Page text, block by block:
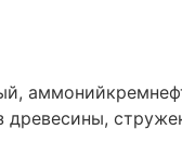
древесины,